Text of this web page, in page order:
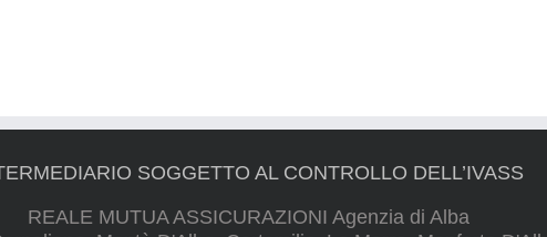
SOGGETTO AL CONTROLLO DELL’IVASS
REALE MUTUA ASSICURAZIONI Agenzia di Alba